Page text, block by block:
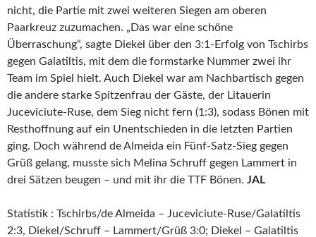
nicht, die Partie mit zwei weiteren Siegen am oberen
Paarkreuz zuzumachen. „Das war eine schöne
Überraschung“, sagte Diekel über den 3:1-Erfolg von Tschirbs
gegen Galatiltis, mit dem die formstarke Nummer zwei ihr
Team im Spiel hielt. Auch Diekel war am Nachbartisch gegen
die andere starke Spitzenfrau der Gäste, der Litauerin
Juceviciute-Ruse, dem Sieg nicht fern (1:3), sodass Bönen mit
Resthoffnung auf ein Unentschieden in die letzten Partien
ging. Doch während de Almeida ein Fünf-Satz-Sieg gegen
Grüß gelang, musste sich Melina Schruff gegen Lammert in
drei Sätzen beugen – und mit ihr die TTF Bönen. JAL
Statistik : Tschirbs/de Almeida – Juceviciute-Ruse/Galatiltis
2:3, Diekel/Schruff – Lammert/Grüß 3:0; Diekel – Galatiltis